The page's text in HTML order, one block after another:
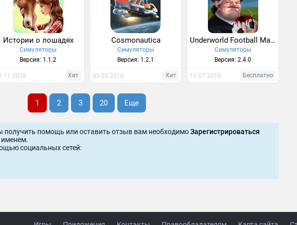
Истории о лошадях
Симуляторы
Версия: 1.1.2
Хит
Cosmonautica
Симуляторы
Версия: 1.2.1
05.03.2016 Хит
Underworld Football Manager
Симуляторы
Версия: 2.4.0
11.07.2016 Бесплатно
1 2 3 20 Еще
получить помощь или оставить отзыв вам необходимоЗарегистрироваться
именем.
социальных сетей: